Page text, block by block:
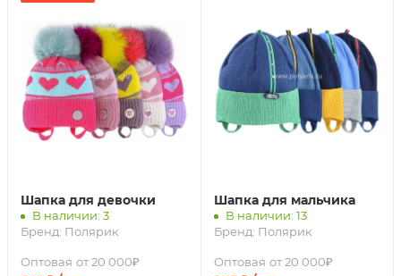
Шапка для девочки
В наличии: 3
Бренд: Полярик
Оптовая от 20 000₽
Шапка для мальчика
В наличии: 13
Бренд: Полярик
Оптовая от 20 000₽